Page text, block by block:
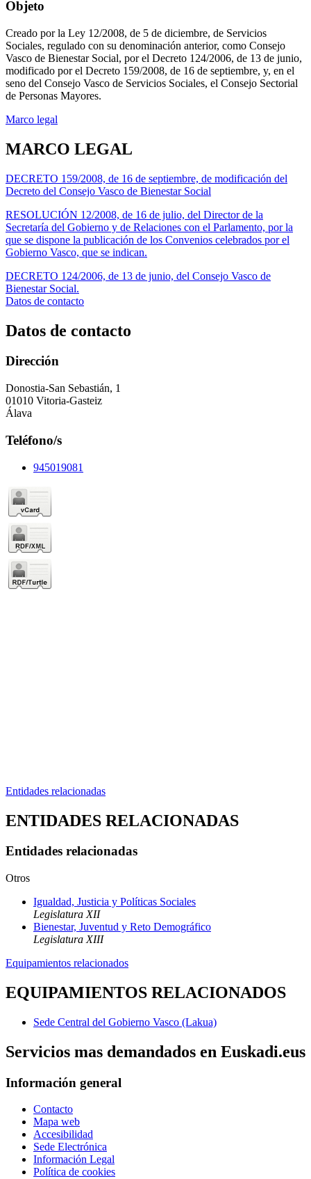
Objeto
Creado por la Ley 12/2008, de 5 de diciembre, de Servicios
Sociales, regulado con su denominación anterior, como Consejo
Vasco de Bienestar Social, por el Decreto 124/2006, de 13 de junio,
modificado por el Decreto 159/2008, de 16 de septiembre, y, en el
seno del Consejo Vasco de Servicios Sociales, el Consejo Sectorial
de Personas Mayores.
Marco legal
MARCO LEGAL
DECRETO 159/2008, de 16 de septiembre, de modificación del
Decreto del Consejo Vasco de Bienestar Social
RESOLUCIÓN 12/2008, de 16 de julio, del Director de la
Secretaría del Gobierno y de Relaciones con el Parlamento, por la
que se dispone la publicación de los Convenios celebrados por el
Gobierno Vasco, que se indican.
DECRETO 124/2006, de 13 de junio, del Consejo Vasco de
Bienestar Social.
Datos de contacto
Datos de contacto
Dirección
Donostia-San Sebastián, 1
01010 Vitoria-Gasteiz
Álava
Teléfono/s
945019081
Entidades relacionadas
ENTIDADES RELACIONADAS
Entidades relacionadas
Otros
Igualdad, Justicia y Políticas Sociales
Legislatura XII
Bienestar, Juventud y Reto Demográfico
Legislatura XIII
Equipamientos relacionados
EQUIPAMIENTOS RELACIONADOS
Sede Central del Gobierno Vasco (Lakua)
Servicios mas demandados en Euskadi.eus
Información general
Contacto
Mapa web
Accesibilidad
Sede Electrónica
Información Legal
Política de cookies